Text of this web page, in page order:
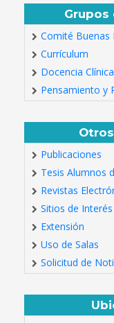
Grupos
Comité Buenas
Currículum
Docencia Clínica
Pensamiento y
Publicaciones
Tesis Alumnos
Revistas
Sitios de Interés
Extensión
Uso de Salas
Solicitud de